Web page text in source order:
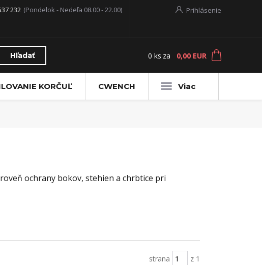
Prihlásenie
Hľadať
232 (Pondelok - Nedeľa 08.00 - 22.00)
0 ks za 0,00 EUR
KORČUĽ CWENCH Viac
ochrany bokov, stehien a chrbtice pri
strana z 1